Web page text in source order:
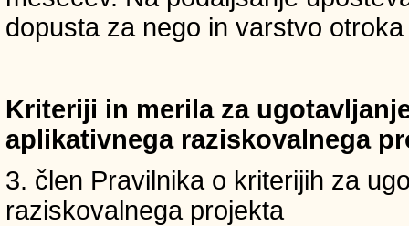
dopusta za nego in varstvo
Kriteriji in merila za
aplikativnega raziskovalnega
3. člen Pravilnika o kriterijih za
raziskovalnega projekta